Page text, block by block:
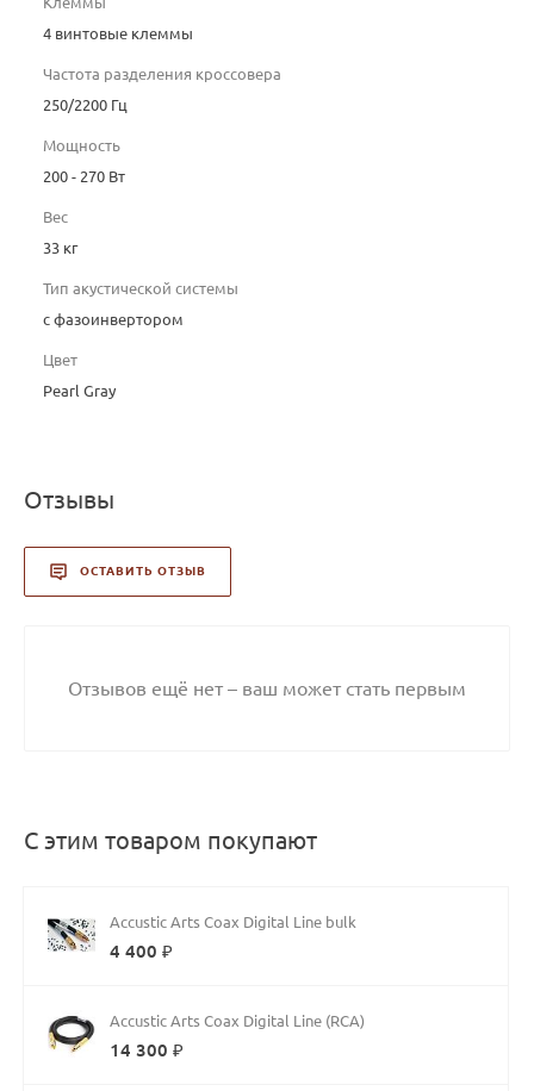
4 винтовые клеммы
Частота разделения кроссовера
250/2200 Гц
Мощность
200 - 270 Вт
Вес
33 кг
Тип акустической системы
с фазоинвертором
Цвет
Pearl Gray
Отзывы
ОСТАВИТЬ ОТЗЫВ
Отзывов ещё нет – ваш может стать первым
С этим товаром покупают
Accustic Arts Coax Digital Line bulk
4 400 ₽
Accustic Arts Coax Digital Line (RCA)
14 300 ₽